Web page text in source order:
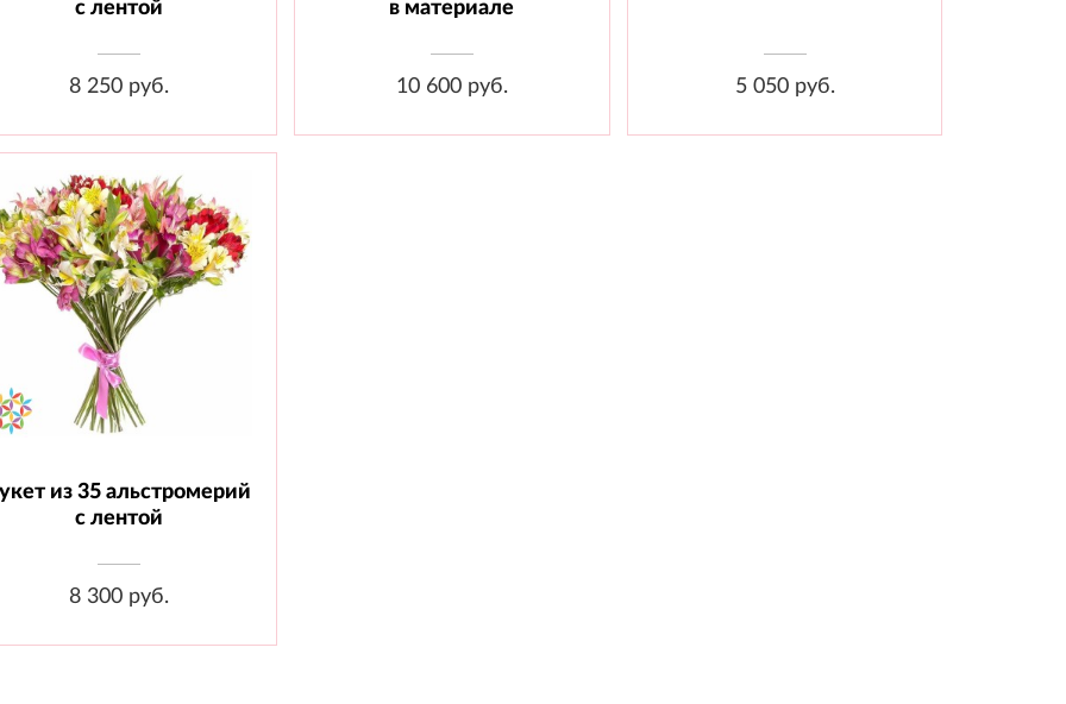
Лента
с лентой
8 250 руб.
Материал
в материале
10 600 руб. 5 050 руб.
Альстромерия - 35 шт.,
Лента
из 35 альстромерий
с лентой
8 300 руб.